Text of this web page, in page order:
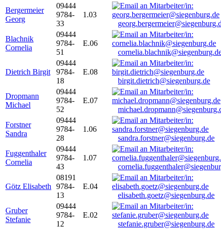
Bergermeier
Georg
09444
9784-
33
1.03
Blachnik
Cornelia
09444
9784-
51
E.06
Dietrich Birgit
09444
9784-
18
E.08
birgit.dietrich@siegenburg.de
Dropmann
Michael
09444
9784-
52
E.07
Forstner
Sandra
09444
9784-
28
1.06
sandra.forstner@siegenburg.de
Fuggenthaler
Cornelia
09444
9784-
43
1.07
Götz Elisabeth
08191
9784-
13
E.04
elisabeth.goetz@siegenburg.de
Gruber
Stefanie
09444
9784-
12
E.02
stefanie.gruber@siegenburg.de